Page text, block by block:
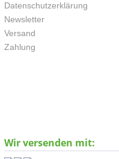
Datenschutzerklärung
Newsletter
Versand
Zahlung
Wir versenden mit: